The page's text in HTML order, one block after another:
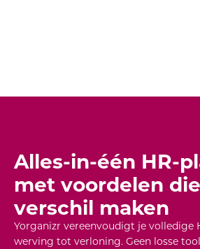
Alles-in-één HR-
met voordelen
verschil maken
Yorganizr vereenvoudigt je volledige
werving tot verloning. Geen losse